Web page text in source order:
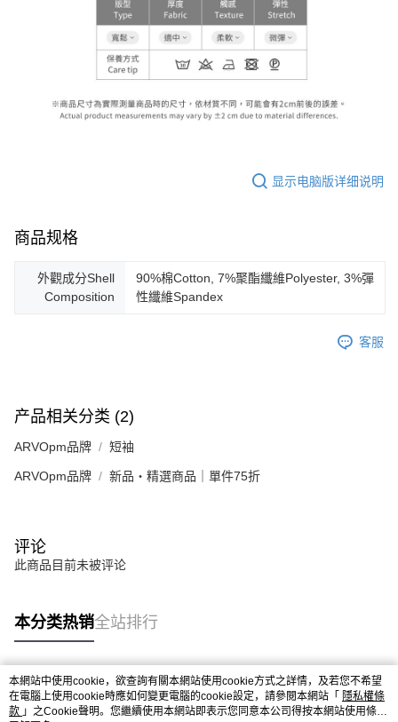
显示电脑版详细说明
商品规格
外觀成分Shell
Composition
90%棉Cotton, 7%聚酯纖維Polyester, 3%彈
性纖維Spandex
客服
产品相关分类 (2)
ARVOpm品牌 短袖
ARVOpm品牌 新品・精選商品｜單件75折
评论
此商品目前未被评论
本分类热销全站排行
热门标签
本網站中使用cookie，欲查詢有關本網站使用cookie方式之詳情，及若您不希望
在電腦上使用cookie時應如何變更電腦的cookie設定，請參閱本網站「 隱私權條
款 」之Cookie聲明。您繼續使用本網站即表示您同意本公司得按本網站使用條款